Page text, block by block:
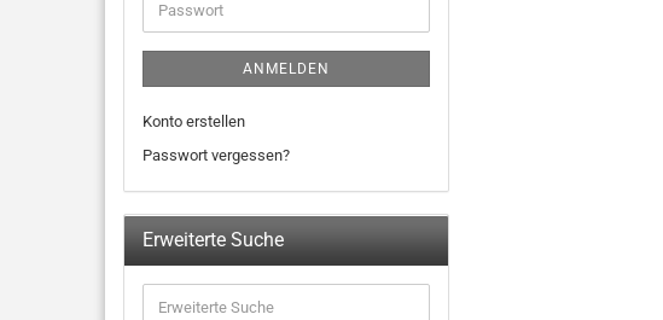
ANMELDEN
Konto erstellen
Passwort vergessen?
Erweiterte Suche